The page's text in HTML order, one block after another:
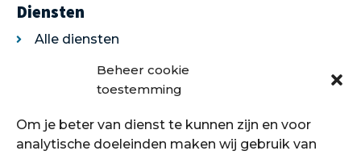
Beheer cookie
toestemming
Om je beter van dienst te kunnen zijn en voor
analytische doeleinden maken wij gebruik van
Diensten
Alle diensten
Egaliseren
Traprenovatie
Over ons